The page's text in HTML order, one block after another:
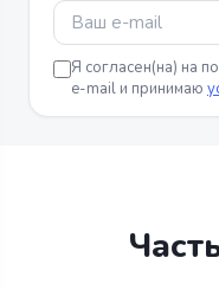
Я согласен(на) на
e-mail и принимаю